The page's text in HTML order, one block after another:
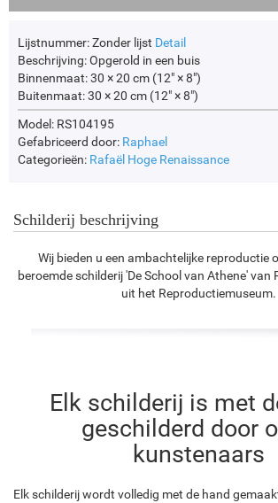
Lijstnummer:Zonder lijst Detail
Beschrijving:Opgerold in een buis
Binnenmaat:30 × 20 cm (12" × 8")
Buitenmaat:30 × 20 cm (12" × 8")
Model: RS104195
Gefabriceerd door: Raphael
Categorieën: Rafaël Hoge Renaissance
Schilderij beschrijving
Wij bieden u een ambachtelijke reproductie
beroemde schilderij 'De School van Athene' van
uit het Reproductiemuseum.
Elk schilderij is met
geschilderd door
kunstenaars
Elk schilderij wordt volledig met de hand